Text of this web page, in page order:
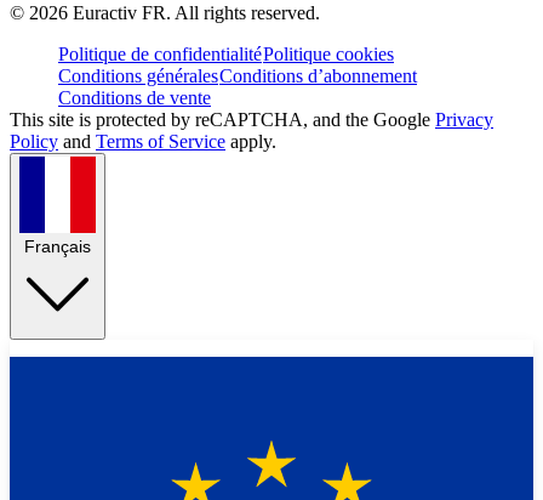
© 2026 Euractiv FR. All rights reserved.
Politique de confidentialitéPolitique cookies
Conditions généralesConditions d’abonnement
Conditions de vente
This site is protected by reCAPTCHA, and the Google Privacy
Policy and Terms of Service apply.
Français